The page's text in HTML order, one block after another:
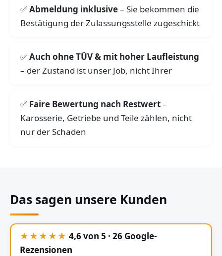
Abmeldung inklusive– Sie bekommen die
Bestätigung der Zulassungsstelle zugeschickt
Auch ohne TÜV & mit hoher Laufleistung
– der Zustand ist unser Job, nicht Ihrer
Faire Bewertung nach Restwert–
Karosserie, Getriebe und Teile zählen, nicht
nur der Schaden
Das sagen unsere Kunden
★★★★★ 4,6 von 5 · 26 Google-
Rezensionen